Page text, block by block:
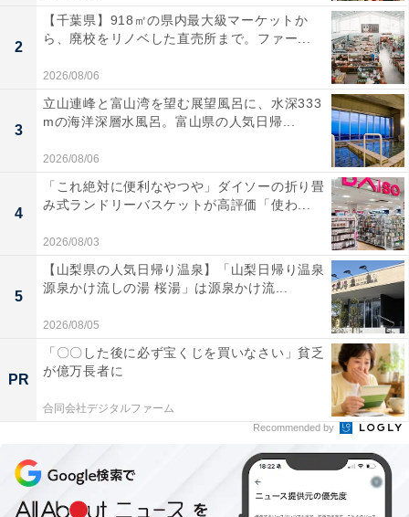
2
【千葉県】918㎡の県内最大級マーケットか
ら、廃校をリノベした直売所まで。ファー...
2026/08/06
3
立山連峰と富山湾を望む展望風呂に、水深333
mの海洋深層水風呂。富山県の人気日帰...
2026/08/06
4
「これ絶対に便利なやつや」ダイソーの折り畳
み式ランドリーバスケットが高評価「使わ...
2026/08/03
5
【山梨県の人気日帰り温泉】「山梨日帰り温泉
源泉かけ流しの湯 桜湯」は源泉かけ流...
2026/08/05
PR
「〇〇した後に必ず宝くじを買いなさい」貧乏
が億万長者に
合同会社デジタルファーム
Recommended by